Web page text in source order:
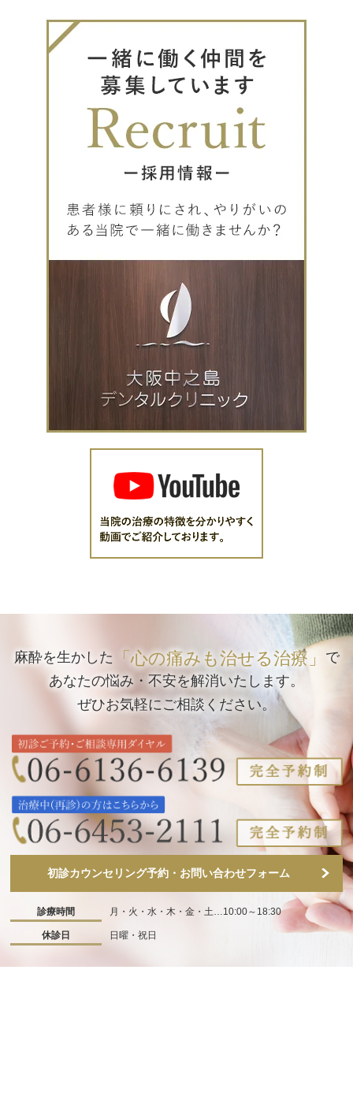
麻酔を生かした 「心の痛みも治せる治療」
で
あなたの悩み・不安を解消いたします。
ぜひお気軽にご相談ください。
初診カウンセリング予約・お問い合わせフォーム
診療時間 月・火・水・木・金・土…10:00～18:30
休診日 日曜・祝日